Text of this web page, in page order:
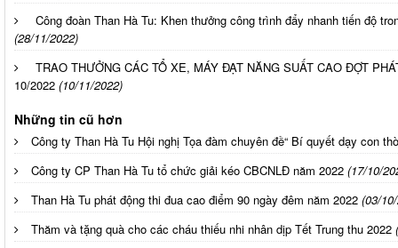
Công đoàn Than Hà Tu: Khen thưởng công trình đẩy nhanh tiến độ
(28/11/2022)
TRAO THƯỞNG CÁC TỔ XE, MÁY ĐẠT NĂNG SUẤT CAO ĐỢT
10/2022 (10/11/2022)
Những tin cũ hơn
Công ty Than Hà Tu Hội nghị Tọa đàm chuyên đề“ Bí quyết dạy con
Công ty CP Than Hà Tu tổ chức giải kéo CBCNLĐ năm 2022 (17/10/
Than Hà Tu phát động thi đua cao điểm 90 ngày đêm năm 2022 (03/
Thăm và tặng quà cho các cháu thiếu nhi nhân dịp Tết Trung thu 2022